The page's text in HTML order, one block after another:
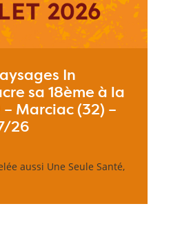
In
sa 18ème à la
Marciac (32) –
26
aussi Une Seule Santé,